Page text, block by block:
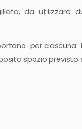
da utilizzare
per ciascuna
spazio